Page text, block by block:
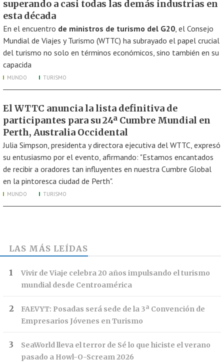
superando a casi todas las demás industrias en
esta década
En el encuentro de ministros de turismo del G20, el Consejo
Mundial de Viajes y Turismo (WTTC) ha subrayado el papel crucial
del turismo no solo en términos económicos, sino también en su
capacida
MUNDO TURISMO
El WTTC anuncia la lista definitiva de
participantes para su 24ª Cumbre Mundial en
Perth, Australia Occidental
Julia Simpson, presidenta y directora ejecutiva del WTTC, expresó
su entusiasmo por el evento, afirmando: "Estamos encantados
de recibir a oradores tan influyentes en nuestra Cumbre Global
en la pintoresca ciudad de Perth".
MUNDO TURISMO
LAS MÁS LEÍDAS
Vivir de Viaje celebra 20 años impulsando el turismo
mundial desde Centroamérica
FAEVYT: Posadas será sede de la 3ª Convención de
Empresarios Jóvenes en Turismo
SeaWorld lleva el terror de Sé lo que hiciste el verano
pasado a Howl-O-Scream 2026